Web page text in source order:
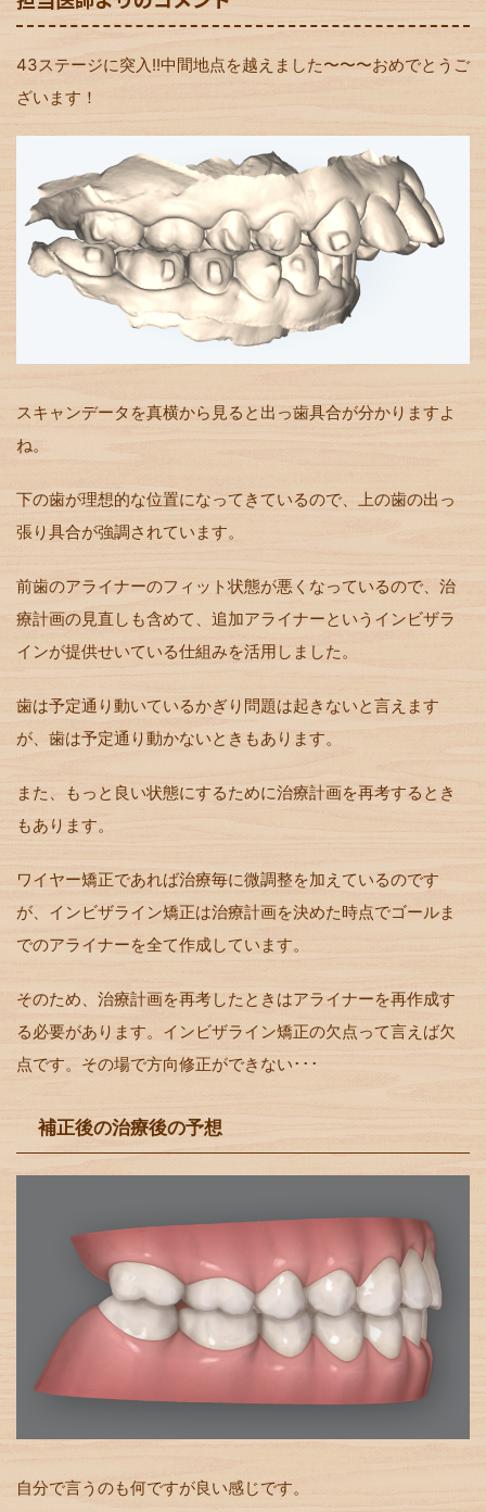
43ステージに突入!!中間地点を越えました〜〜〜おめでとうご
ざいます！
スキャンデータを真横から見ると出っ歯具合が分かりますよ
ね。
下の歯が理想的な位置になってきているので、上の歯の出っ
張り具合が強調されています。
前歯のアライナーのフィット状態が悪くなっているので、治
療計画の見直しも含めて、追加アライナーというインビザラ
インが提供せいている仕組みを活用しました。
歯は予定通り動いているかぎり問題は起きないと言えます
が、歯は予定通り動かないときもあります。
また、もっと良い状態にするために治療計画を再考するとき
もあります。
ワイヤー矯正であれば治療毎に微調整を加えているのです
が、インビザライン矯正は治療計画を決めた時点でゴールま
でのアライナーを全て作成しています。
そのため、治療計画を再考したときはアライナーを再作成す
る必要があります。インビザライン矯正の欠点って言えば欠
点です。その場で方向修正ができない･･･
補正後の治療後の予想
自分で言うのも何ですが良い感じです。